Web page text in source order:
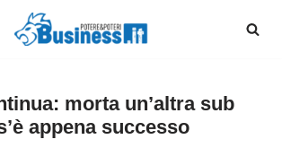
morta un’altra sub
appena successo